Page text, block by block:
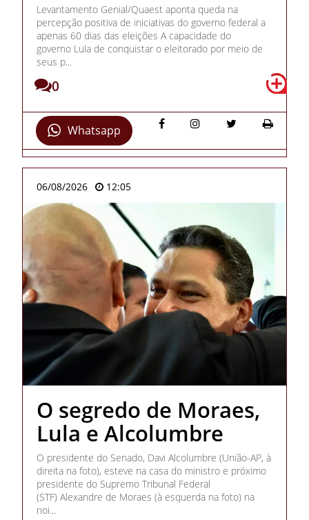
Levantamento Genial/Quaest aponta queda na
percepção positiva de iniciativas do governo federal a
apenas 60 dias das eleições A capacidade do
governo Lula de conquistar o eleitorado por meio de
seus p...
0
Whatsapp
06/08/2026 12:05
O segredo de Moraes,
Lula e Alcolumbre
O presidente do Senado, Davi Alcolumbre (União-AP, à
direita na foto), esteve na casa do ministro e próximo
presidente do Supremo Tribunal Federal
(STF) Alexandre de Moraes (à esquerda na foto) na
noi...